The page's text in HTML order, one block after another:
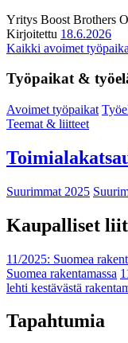
Yritys Boost Brothers
Kirjoitettu 18.6.2026
Kaikki avoimet
Työpaikat &
Avoimet työpaikat
Teemat & liitteet
Suurimmat 2025
Kaupalliset
11/2025: Suomea
Suomea rakentamassa
lehti kestävästä
Tapahtumia